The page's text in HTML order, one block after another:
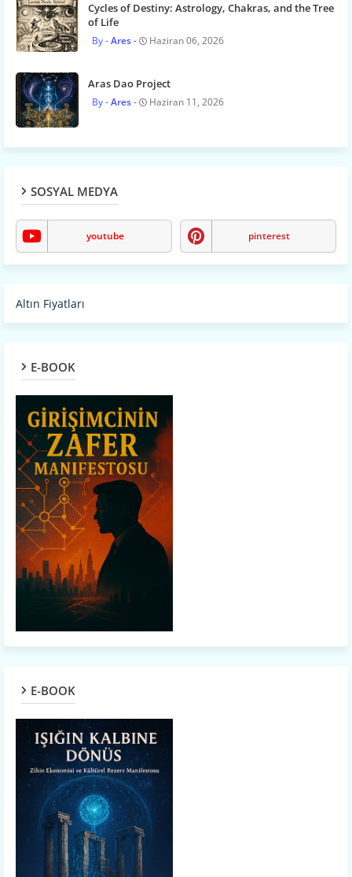
Cycles of Destiny: Astrology, Chakras, and the Tree
of Life
Ares Haziran 06, 2026
Aras Dao Project
Ares Haziran 11, 2026
SOSYAL MEDYA
youtube pinterest
Altın Fiyatları
E-BOOK
E-BOOK